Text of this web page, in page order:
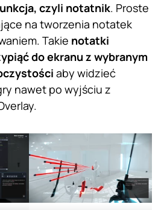
czyli notatnik. Proste
na tworzenia notatek
Takie notatki
do ekranu z wybranym
aby widzieć
nawet po wyjściu z